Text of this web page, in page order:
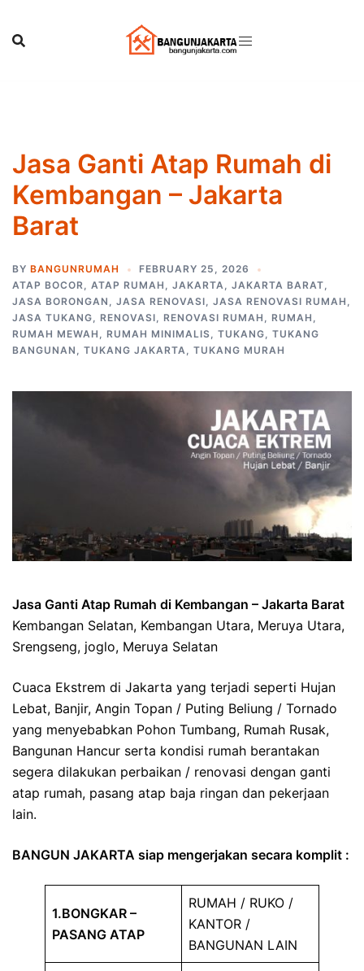
content
Jasa Ganti Atap Rumah di
Kembangan – Jakarta
Barat
BY BANGUNRUMAH
FEBRUARY 25, 2026
ATAP BOCOR, ATAP RUMAH , JAKARTA, JAKARTA BARAT,
JASA BORONGAN , JASA RENOVASI, JASA RENOVASI RUMAH ,
JASA TUKANG, RENOVASI, RENOVASI RUMAH , RUMAH ,
RUMAH MEWAH , RUMAH MINIMALIS, TUKANG, TUKANG
BANGUNAN , TUKANG JAKARTA, TUKANG MURAH
Jasa Ganti Atap Rumah di Kembangan – Jakarta Barat
Kembangan Selatan, Kembangan Utara, Meruya Utara,
Srengseng, joglo, Meruya Selatan
Cuaca Ekstrem di Jakarta yang terjadi seperti Hujan
Lebat, Banjir, Angin Topan / Puting Beliung / Tornado
yang menyebabkan Pohon Tumbang, Rumah Rusak,
Bangunan Hancur serta kondisi rumah berantakan
segera dilakukan perbaikan / renovasi dengan ganti
atap rumah, pasang atap baja ringan dan pekerjaan
lain.
BANGUN JAKARTA siap mengerjakan secara komplit :
1.BONGKAR –
PASANG ATAP
RUMAH / RUKO /
KANTOR /
BANGUNAN LAIN